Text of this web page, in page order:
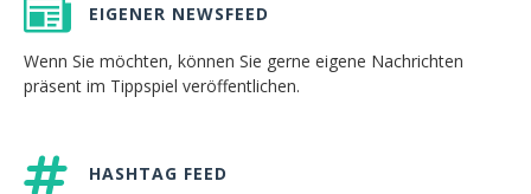
EIGENER NEWSFEED
Wenn Sie möchten, können Sie gerne eigene Nachrichten
präsent im Tippspiel veröffentlichen.
HASHTAG FEED